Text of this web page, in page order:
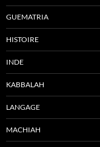
GUEMATRIA
HISTOIRE
INDE
KABBALAH
LANGAGE
MACHIAH